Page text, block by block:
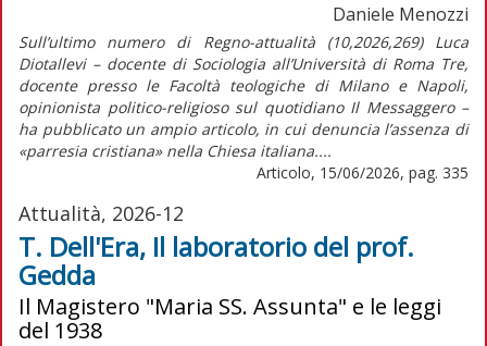
Daniele Menozzi
Sull’ultimo numero di Regno-attualità (10,2026,269) Luca
Diotallevi – docente di Sociologia all’Università di Roma Tre,
docente presso le Facoltà teologiche di Milano e Napoli,
opinionista politico-religioso sul quotidiano Il Messaggero –
ha pubblicato un ampio articolo, in cui denuncia l’assenza di
«parresia cristiana» nella Chiesa italiana....
Articolo, 15/06/2026, pag. 335
Attualità, 2026-12
T. Dell'Era, Il laboratorio del prof.
Gedda
Il Magistero "Maria SS. Assunta" e le leggi
del 1938